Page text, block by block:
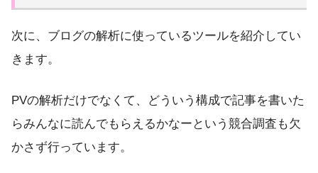
次に、ブログの解析に使っているツールを紹介してい
きます。
PVの解析だけでなくて、どういう構成で記事を書いた
らみんなに読んでもらえるかなーという競合調査も欠
かさず行っています。